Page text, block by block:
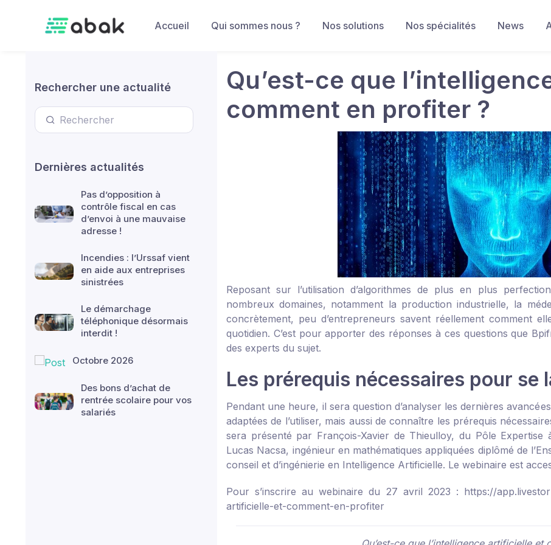
Accueil Qui sommes nous ? Nos solutions Nos spécialités News
Rechercher une actualité
Dernières actualités
Pas d’opposition à
contrôle fiscal en cas
d’envoi à une mauvaise
adresse !
Incendies : l’Urssaf vient
en aide aux entreprises
sinistrées
Le démarchage
téléphonique désormais
interdit !
Octobre 2026
Des bons d’achat de
rentrée scolaire pour vos
salariés
Qu’est-ce que
comment en profiter ?
Reposant sur l’utilisation d’algorithmes de plus en plus
nombreux domaines, notamment la production industrielle, la
concrètement, peu d’entrepreneurs savent réellement comment
quotidien. C’est pour apporter des réponses à ces questions que
des experts du sujet.
Les prérequis nécessaires pour se
Pendant une heure, il sera question d’analyser les dernières
adaptées de l’utiliser, mais aussi de connaître les prérequis
sera présenté par François-Xavier de Thieulloy, du Pôle
Lucas Nacsa, ingénieur en mathématiques appliquées diplômé de
conseil et d’ingénierie en Intelligence Artificielle. Le webinaire est
Pour s’inscrire au webinaire du 27 avril 2023 : https://
artificielle-et-comment-en-profiter